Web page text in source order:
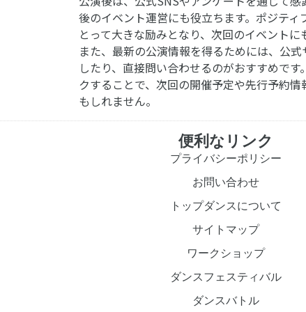
後のイベント運営にも役立ちます。ポジテ
とって大きな励みとなり、次回のイベントに
また、最新の公演情報を得るためには、公
したり、直接問い合わせるのがおすすめで
クすることで、次回の開催予定や先行予約
もしれません。
便利なリンク
プライバシーポリシー
お問い合わせ
トップダンスについて
サイトマップ
ワークショップ
ダンスフェスティバル
ダンスバトル